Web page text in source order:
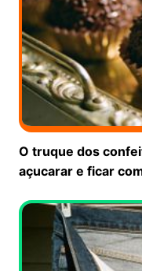
O truque dos
açucarar e ficar